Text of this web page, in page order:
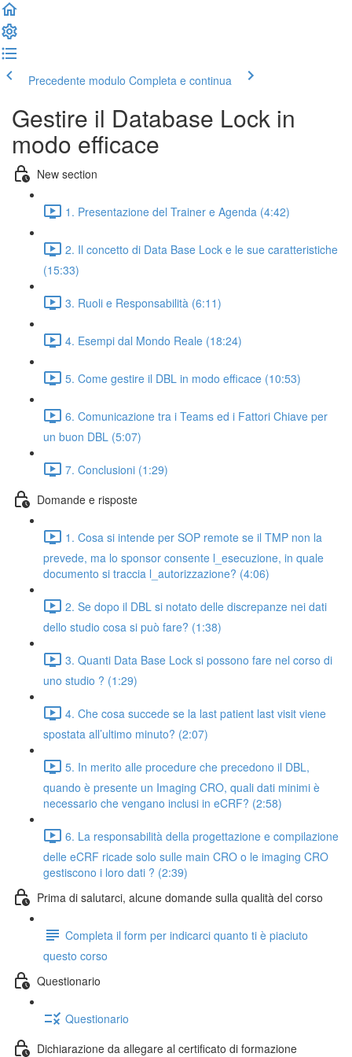
Precedente modulo Completa e continua
Gestire il Database Lock in
modo efficace
New section
1. Presentazione del Trainer e Agenda (4:42)
2. Il concetto di Data Base Lock e le sue caratteristiche
(15:33)
3. Ruoli e Responsabilità (6:11)
4. Esempi dal Mondo Reale (18:24)
5. Come gestire il DBL in modo efficace (10:53)
6. Comunicazione tra i Teams ed i Fattori Chiave per
un buon DBL (5:07)
7. Conclusioni (1:29)
Domande e risposte
1. Cosa si intende per SOP remote se il TMP non la
prevede, ma lo sponsor consente l_esecuzione, in quale
documento si traccia l_autorizzazione? (4:06)
2. Se dopo il DBL si notato delle discrepanze nei dati
dello studio cosa si può fare? (1:38)
3. Quanti Data Base Lock si possono fare nel corso di
uno studio ? (1:29)
4. Che cosa succede se la last patient last visit viene
spostata all’ultimo minuto? (2:07)
5. In merito alle procedure che precedono il DBL,
quando è presente un Imaging CRO, quali dati minimi è
necessario che vengano inclusi in eCRF? (2:58)
6. La responsabilità della progettazione e compilazione
delle eCRF ricade solo sulle main CRO o le imaging CRO
gestiscono i loro dati ? (2:39)
Prima di salutarci, alcune domande sulla qualità del corso
Completa il form per indicarci quanto ti è piaciuto
questo corso
Questionario
Questionario
Dichiarazione da allegare al certificato di formazione